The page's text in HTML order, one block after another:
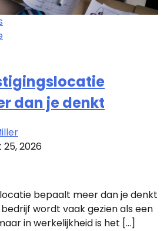
dan je denkt
2026
bepaalt meer dan je denkt
wordt vaak gezien als een
in werkelijkheid is het […]